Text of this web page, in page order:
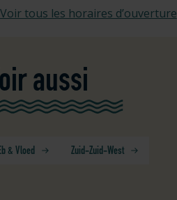
Voir tous les horaires d’ouverture
aussi
& Vloed Zuid-Zuid-West